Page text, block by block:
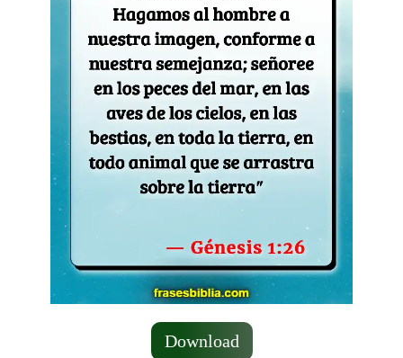
Download